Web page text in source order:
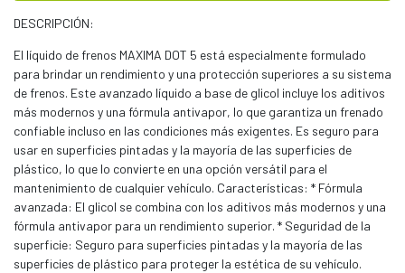
DESCRIPCIÓN:
El líquido de frenos MAXIMA DOT 5 está especialmente formulado
para brindar un rendimiento y una protección superiores a su sistema
de frenos. Este avanzado líquido a base de glicol incluye los aditivos
más modernos y una fórmula antivapor, lo que garantiza un frenado
confiable incluso en las condiciones más exigentes. Es seguro para
usar en superficies pintadas y la mayoría de las superficies de
plástico, lo que lo convierte en una opción versátil para el
mantenimiento de cualquier vehículo. Características: * Fórmula
avanzada: El glicol se combina con los aditivos más modernos y una
fórmula antivapor para un rendimiento superior. * Seguridad de la
superficie: Seguro para superficies pintadas y la mayoría de las
superficies de plástico para proteger la estética de su vehículo.